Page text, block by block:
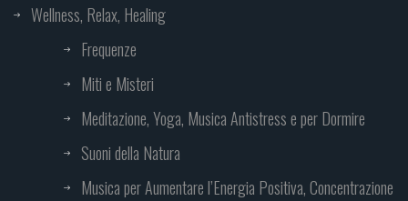
Wellness, Relax, Healing
Frequenze
Miti e Misteri
Meditazione, Yoga, Musica Antistress e per Dormire
Suoni della Natura
Musica per Aumentare l’Energia Positiva, Concentrazione